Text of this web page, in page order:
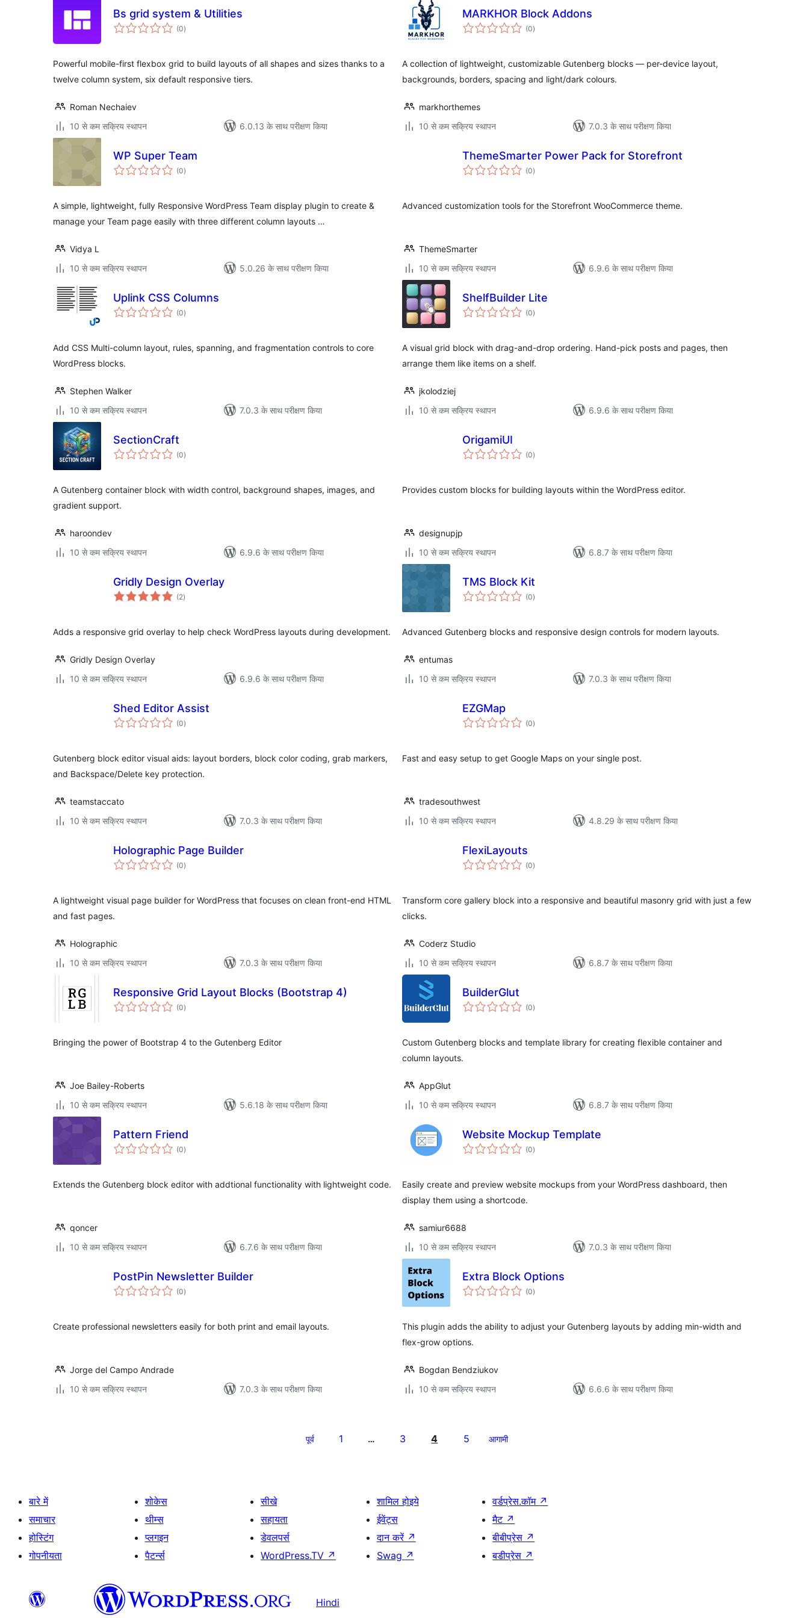
Bs grid system & Utilities
(0कुल
दर)
Powerful mobile-first flexbox grid to build layouts of all shapes and sizes thanks to a
twelve column system, six default responsive tiers.
Roman Nechaiev
10 से कम सक्रिय स्थापन
6.0.13 के साथ परीक्षण किया
MARKHOR Block Addons
(0कुल
दर)
A collection of lightweight, customizable Gutenberg blocks — per-device layout,
backgrounds, borders, spacing and light/dark colours.
markhorthemes
10 से कम सक्रिय स्थापन
7.0.3 के साथ परीक्षण किया
WP Super Team
(0कुल
दर)
A simple, lightweight, fully Responsive WordPress Team display plugin to create &
manage your Team page easily with three different column layouts …
Vidya L
10 से कम सक्रिय स्थापन
5.0.26 के साथ परीक्षण किया
ThemeSmarter Power Pack for Storefront
(0कुल
दर)
Advanced customization tools for the Storefront WooCommerce theme.
ThemeSmarter
10 से कम सक्रिय स्थापन
6.9.6 के साथ परीक्षण किया
Uplink CSS Columns
(0कुल
दर)
Add CSS Multi-column layout, rules, spanning, and fragmentation controls to core
WordPress blocks.
Stephen Walker
10 से कम सक्रिय स्थापन
7.0.3 के साथ परीक्षण किया
ShelfBuilder Lite
(0कुल
दर)
A visual grid block with drag-and-drop ordering. Hand-pick posts and pages, then
arrange them like items on a shelf.
jkolodziej
10 से कम सक्रिय स्थापन
6.9.6 के साथ परीक्षण किया
SectionCraft
(0कुल
दर)
A Gutenberg container block with width control, background shapes, images, and
gradient support.
haroondev
10 से कम सक्रिय स्थापन
6.9.6 के साथ परीक्षण किया
OrigamiUI
(0कुल
दर)
Provides custom blocks for building layouts within the WordPress editor.
designupjp
10 से कम सक्रिय स्थापन
6.8.7 के साथ परीक्षण किया
Gridly Design Overlay
(2कुल
दर)
Adds a responsive grid overlay to help check WordPress layouts during development.
Gridly Design Overlay
10 से कम सक्रिय स्थापन
6.9.6 के साथ परीक्षण किया
TMS Block Kit
(0कुल
दर)
Advanced Gutenberg blocks and responsive design controls for modern layouts.
entumas
10 से कम सक्रिय स्थापन
7.0.3 के साथ परीक्षण किया
Shed Editor Assist
(0कुल
दर)
Gutenberg block editor visual aids: layout borders, block color coding, grab markers,
and Backspace/Delete key protection.
teamstaccato
10 से कम सक्रिय स्थापन
7.0.3 के साथ परीक्षण किया
EZGMap
(0कुल
दर)
Fast and easy setup to get Google Maps on your single post.
tradesouthwest
10 से कम सक्रिय स्थापन
4.8.29 के साथ परीक्षण किया
Holographic Page Builder
(0कुल
दर)
A lightweight visual page builder for WordPress that focuses on clean front-end HTML
and fast pages.
Holographic
10 से कम सक्रिय स्थापन
7.0.3 के साथ परीक्षण किया
FlexiLayouts
(0कुल
दर)
Transform core gallery block into a responsive and beautiful masonry grid with just a few
clicks.
Coderz Studio
10 से कम सक्रिय स्थापन
6.8.7 के साथ परीक्षण किया
Responsive Grid Layout Blocks (Bootstrap 4)
(0कुल
दर)
Bringing the power of Bootstrap 4 to the Gutenberg Editor
Joe Bailey-Roberts
10 से कम सक्रिय स्थापन
5.6.18 के साथ परीक्षण किया
BuilderGlut
(0कुल
दर)
Custom Gutenberg blocks and template library for creating flexible container and
column layouts.
AppGlut
10 से कम सक्रिय स्थापन
6.8.7 के साथ परीक्षण किया
Pattern Friend
(0कुल
दर)
Extends the Gutenberg block editor with addtional functionality with lightweight code.
qoncer
10 से कम सक्रिय स्थापन
6.7.6 के साथ परीक्षण किया
Website Mockup Template
(0कुल
दर)
Easily create and preview website mockups from your WordPress dashboard, then
display them using a shortcode.
samiur6688
10 से कम सक्रिय स्थापन
7.0.3 के साथ परीक्षण किया
PostPin Newsletter Builder
(0कुल
दर)
Create professional newsletters easily for both print and email layouts.
Jorge del Campo Andrade
10 से कम सक्रिय स्थापन
7.0.3 के साथ परीक्षण किया
Extra Block Options
(0कुल
दर)
This plugin adds the ability to adjust your Gutenberg layouts by adding min-width and
flex-grow options.
Bogdan Bendziukov
10 से कम सक्रिय स्थापन
6.6.6 के साथ परीक्षण किया
पूर्व 1 … 3 4 5 आगामी
बारे में
समाचार
होस्टिंग
गोपनीयता
शोकेस
थीम्स
प्लगइन
पैटर्न्स
सीखे
सहायता
डेवलपर्स
WordPress.TV ↗
शामिल होइये
ईवेंट्स
दान करें ↗
Swag ↗
वर्डप्रेस.कॉम ↗
मैट ↗
बीबीप्रेस ↗
बडीप्रेस ↗
Hindi